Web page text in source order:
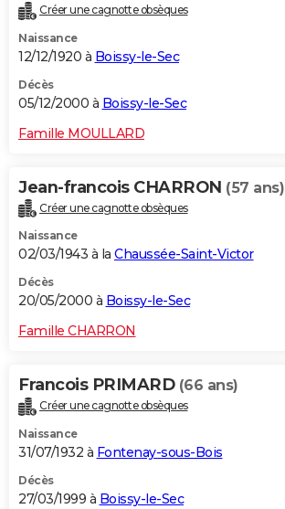
Créer une cagnotte obsèques
Naissance
12/12/1920 à Boissy-le-Sec
Décès
05/12/2000 à Boissy-le-Sec
Famille MOULLARD
Jean-francois CHARRON (57 ans)
Créer une cagnotte obsèques
Naissance
02/03/1943 à la Chaussée-Saint-Victor
Décès
20/05/2000 à Boissy-le-Sec
Famille CHARRON
Francois PRIMARD (66 ans)
Créer une cagnotte obsèques
Naissance
31/07/1932 à Fontenay-sous-Bois
Décès
27/03/1999 à Boissy-le-Sec